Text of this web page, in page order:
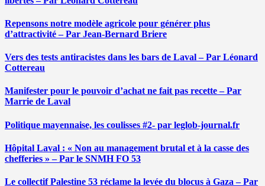
Repensons notre modèle agricole pour générer plus
d’attractivité – Par Jean-Bernard Briere
Vers des tests antiracistes dans les bars de Laval – Par Léonard
Cottereau
Manifester pour le pouvoir d’achat ne fait pas recette – Par
Marrie de Laval
Politique mayennaise, les coulisses #2- par leglob-journal.fr
Hôpital Laval : « Non au management brutal et à la casse des
chefferies » – Par le SNMH FO 53
Le collectif Palestine 53 réclame la levée du blocus à Gaza – Par